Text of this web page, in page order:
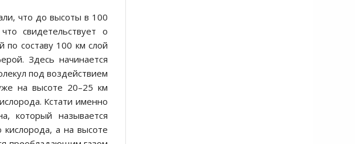
что до высоты в 100
свидетельствует о
составу 100 км слой
Здесь начинается
под воздействием
на высоте 20–25 км
Кстати именно
который называется
а на высоте